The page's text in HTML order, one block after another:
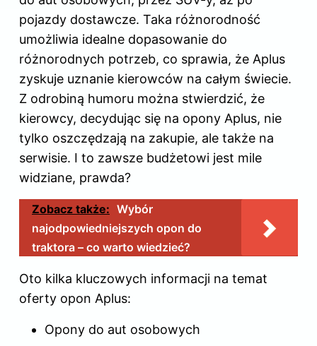
pojazdy dostawcze. Taka różnorodność
umożliwia idealne dopasowanie do
różnorodnych potrzeb, co sprawia, że Aplus
zyskuje uznanie kierowców na całym świecie.
Z odrobiną humoru można stwierdzić, że
kierowcy, decydując się na opony Aplus, nie
tylko oszczędzają na zakupie, ale także na
serwisie. I to zawsze budżetowi jest mile
widziane, prawda?
Zobacz także: Wybór
najodpowiedniejszych opon do
traktora – co warto wiedzieć?
Oto kilka kluczowych informacji na temat
oferty opon Aplus:
Opony do aut osobowych